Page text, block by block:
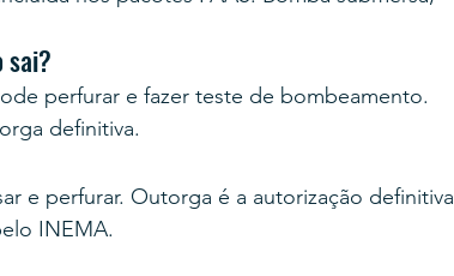
sai?
perfurar e fazer teste de bombeamento.
definitiva.
e perfurar. Outorga é a autorização definitiva
INEMA.